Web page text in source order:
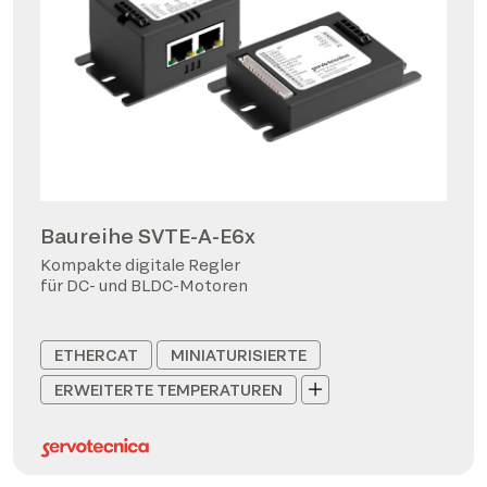
Baureihe SVTE-A-E6x
Kompakte digitale Regler
für DC- und BLDC-Motoren
ETHERCAT
MINIATURISIERTE
ERWEITERTE TEMPERATUREN